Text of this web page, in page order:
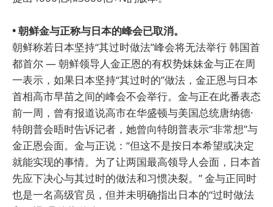
• 朝鲜金与正称与日本的峰会已取消。
朝鲜称若日本坚持“其过时做法”峰会将无法举行 韩国首
都首尔 — 朝鲜领导人金正恩的有权势妹妹金与正在周
一表示，如果日本坚持“其过时的”做法，金正恩与日本
首相高市早苗之间的峰会不会举行。金与正在此番表态
前一周，曾有报道说高市在华盛顿与美国总统唐纳德·
特朗普会晤时告诉记者，她曾向特朗普表示“非常想”与
金正恩会面。金与正说：“但这不是按日本希望或决定
就能实现的事情。为了让两国最高领导人会面，日本首
先应下决心与其过时的做法和习惯决裂。” 金与正同时
也是一名高级官员，但并未明确指出日本的“过时做法